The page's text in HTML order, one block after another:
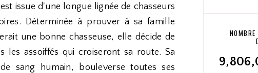
issue d'une longue lignée de chasseurs
Déterminée à prouver à sa famille
une bonne chasseuse, elle décide de
les assoiffés qui croiseront sa route. Sa
sang humain, bouleverse toutes ses